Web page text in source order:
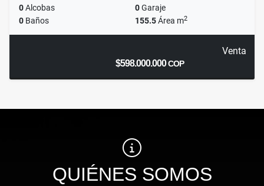
0Alcobas 0Garaje
0 Baños 155.5Área m2
Venta
$598.000.000COP
QUIÉNES SOMOS